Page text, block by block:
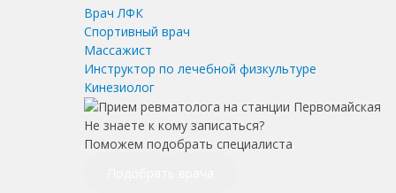
Врач ЛФК
Спортивный врач
Массажист
Инструктор по лечебной физкультуре
Кинезиолог
Не знаете к кому записаться?
Поможем подобрать специалиста